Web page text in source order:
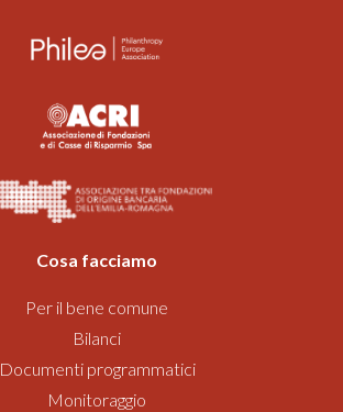
Cosa facciamo
Per il bene comune
Bilanci
Documenti programmatici
Monitoraggio